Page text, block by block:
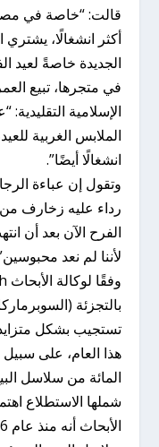
قالت: “خاصة في
أكثر انشغالًا،
الجديدة خاصةً لعيد
في متجرها، تبيع
الإسلامية
الملابس الغربية
انشغالًا أيضًا”.
وتقول إن عباءة
رداء عليه زخارف من
الفرح الآن بعد أن
لأننا لم نعد
بالتجزئة
تستجيب بشكل
شملها الاستطلاع